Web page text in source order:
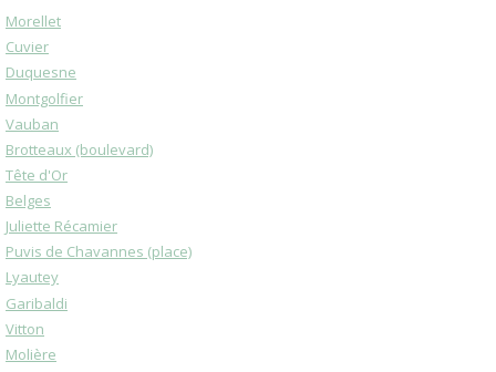
Morellet
Cuvier
Duquesne
Montgolfier
Vauban
Brotteaux (boulevard)
Tête d'Or
Belges
Juliette Récamier
Puvis de Chavannes (place)
Lyautey
Garibaldi
Vitton
Molière